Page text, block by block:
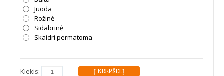
Juoda
Rožinė
Sidabrinė
Skaidri permatoma
Kiekis: